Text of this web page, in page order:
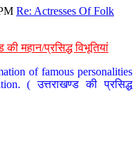
Re: Actresses Of Folk
महान/प्रसिद्ध विभूतियां
of famous personalities
( उत्तराखण्ड की प्रसिद्ध